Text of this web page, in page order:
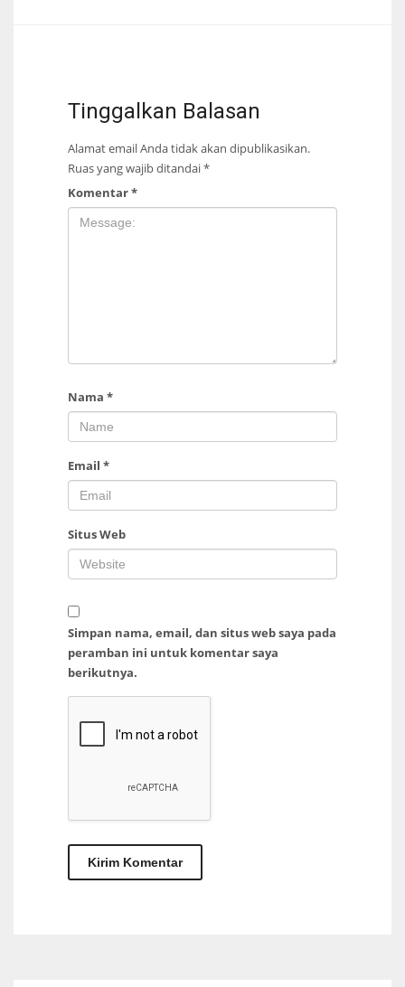
Tinggalkan Balasan
Alamat email Anda tidak akan dipublikasikan.
Ruas yang wajib ditandai*
Komentar*
Nama *
Email *
Situs Web
Simpan nama, email, dan situs web saya pada
peramban ini untuk komentar saya
berikutnya.